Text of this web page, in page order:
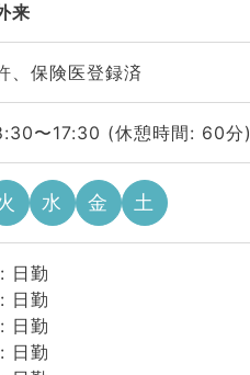
来
、保険医登録済
〜17:30 (休憩時間: 60分)
水 金 土
日勤
日勤
日勤
日勤